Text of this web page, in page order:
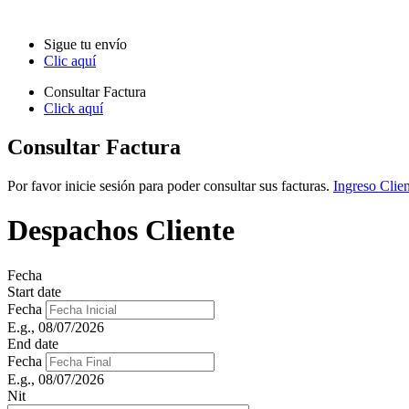
Sigue tu envío
Clic aquí
Consultar Factura
Click aquí
Consultar Factura
Por favor inicie sesión para poder consultar sus facturas. Ingreso
Despachos Cliente
Fecha
Start date
Fecha
E.g., 08/07/2026
End date
Fecha
E.g., 08/07/2026
Nit